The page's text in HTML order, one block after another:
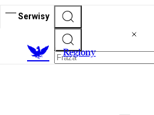
Serwisy
Regiony